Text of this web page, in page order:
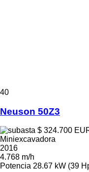
40
Neuson 50Z3
$ 324.700
Miniexcavadora
2016
4.768 m/h
Potencia 28.67 kW (39